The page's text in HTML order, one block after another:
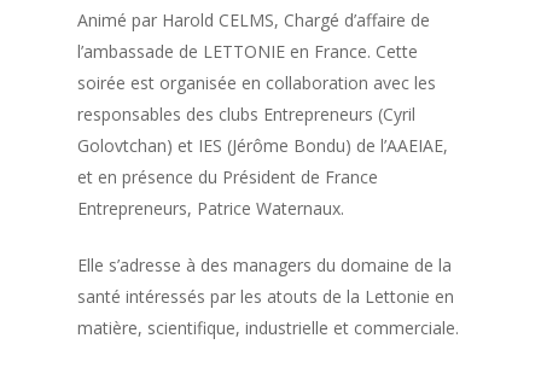
Animé par Harold CELMS, Chargé d’affaire de
l’ambassade de LETTONIE en France. Cette
soirée est organisée en collaboration avec les
responsables des clubs Entrepreneurs (Cyril
Golovtchan) et IES (Jérôme Bondu) de l’AAEIAE,
et en présence du Président de France
Entrepreneurs, Patrice Waternaux.
Elle s’adresse à des managers du domaine de la
santé intéressés par les atouts de la Lettonie en
matière, scientifique, industrielle et commerciale.